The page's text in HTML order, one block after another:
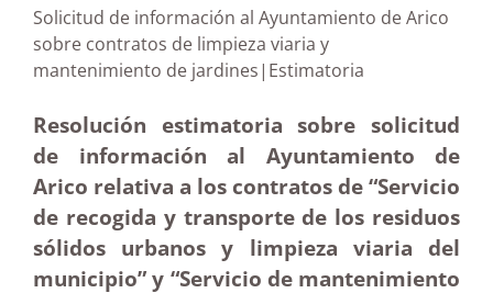
Solicitud de información al Ayuntamiento de Arico
sobre contratos de limpieza viaria y
mantenimiento de jardines|Estimatoria
Resolución estimatoria sobre solicitud
de información al Ayuntamiento de
Arico relativa a los contratos de “Servicio
de recogida y transporte de los residuos
sólidos urbanos y limpieza viaria del
municipio” y “Servicio de mantenimiento